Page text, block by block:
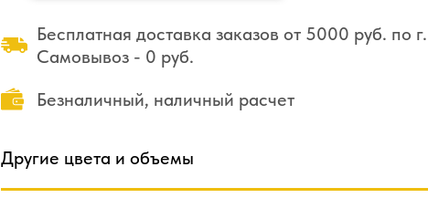
Бесплатная доставка заказов от 5000 руб. по
Самовывоз - 0 руб.
Безналичный, наличный расчет
Другие цвета и объемы